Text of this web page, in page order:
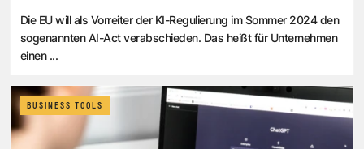
Die EU will als Vorreiter der KI-Regulierung im Sommer 2024 den
sogenannten AI-Act verabschieden. Das heißt für Unternehmen
einen ...
BUSINESS TOOLS